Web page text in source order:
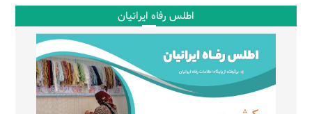
اطلس رفاه ایرانیان